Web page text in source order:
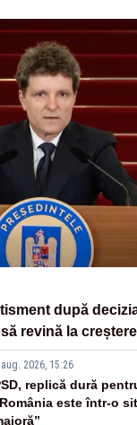
după
revină la
2026, 15:26
replică dură
este într-o